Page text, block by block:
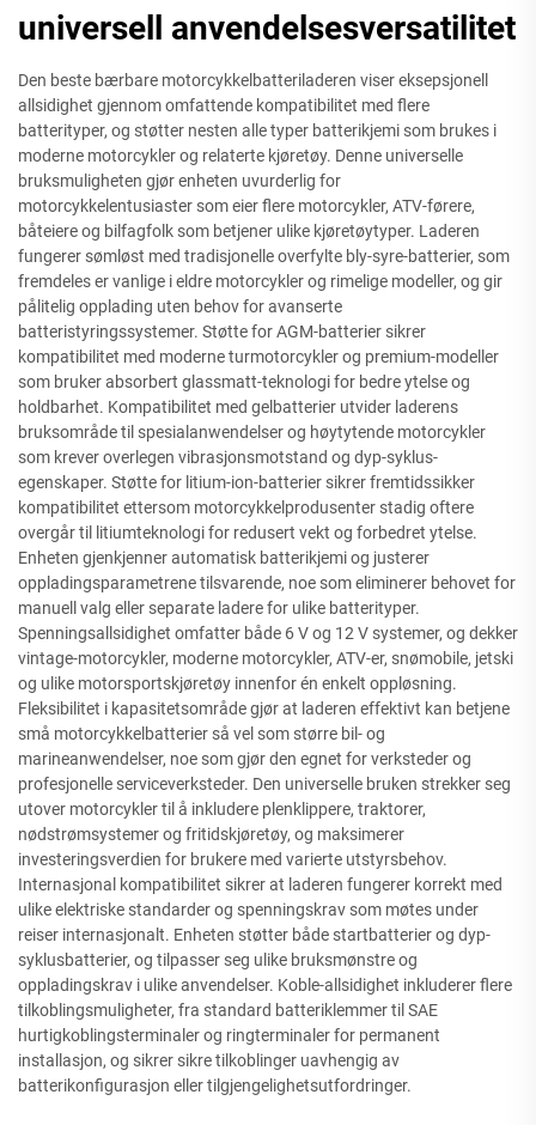
universell anvendelsesversatilitet
Den beste bærbare motorcykkelbatteriladeren viser eksepsjonell
allsidighet gjennom omfattende kompatibilitet med flere
batterityper, og støtter nesten alle typer batterikjemi som brukes i
moderne motorcykler og relaterte kjøretøy. Denne universelle
bruksmuligheten gjør enheten uvurderlig for
motorcykkelentusiaster som eier flere motorcykler, ATV-førere,
båteiere og bilfagfolk som betjener ulike kjøretøytyper. Laderen
fungerer sømløst med tradisjonelle overfylte bly-syre-batterier, som
fremdeles er vanlige i eldre motorcykler og rimelige modeller, og gir
pålitelig opplading uten behov for avanserte
batteristyringssystemer. Støtte for AGM-batterier sikrer
kompatibilitet med moderne turmotorcykler og premium-modeller
som bruker absorbert glassmatt-teknologi for bedre ytelse og
holdbarhet. Kompatibilitet med gelbatterier utvider laderens
bruksområde til spesialanwendelser og høytytende motorcykler
som krever overlegen vibrasjonsmotstand og dyp-syklus-
egenskaper. Støtte for litium-ion-batterier sikrer fremtidssikker
kompatibilitet ettersom motorcykkelprodusenter stadig oftere
overgår til litiumteknologi for redusert vekt og forbedret ytelse.
Enheten gjenkjenner automatisk batterikjemi og justerer
oppladingsparametrene tilsvarende, noe som eliminerer behovet for
manuell valg eller separate ladere for ulike batterityper.
Spenningsallsidighet omfatter både 6 V og 12 V systemer, og dekker
vintage-motorcykler, moderne motorcykler, ATV-er, snømobile, jetski
og ulike motorsportskjøretøy innenfor én enkelt oppløsning.
Fleksibilitet i kapasitetsområde gjør at laderen effektivt kan betjene
små motorcykkelbatterier så vel som større bil- og
marineanwendelser, noe som gjør den egnet for verksteder og
profesjonelle serviceverksteder. Den universelle bruken strekker seg
utover motorcykler til å inkludere plenklippere, traktorer,
nødstrømsystemer og fritidskjøretøy, og maksimerer
investeringsverdien for brukere med varierte utstyrsbehov.
Internasjonal kompatibilitet sikrer at laderen fungerer korrekt med
ulike elektriske standarder og spenningskrav som møtes under
reiser internasjonalt. Enheten støtter både startbatterier og dyp-
syklusbatterier, og tilpasser seg ulike bruksmønstre og
oppladingskrav i ulike anvendelser. Koble-allsidighet inkluderer flere
tilkoblingsmuligheter, fra standard batteriklemmer til SAE
hurtigkoblingsterminaler og ringterminaler for permanent
installasjon, og sikrer sikre tilkoblinger uavhengig av
batterikonfigurasjon eller tilgjengelighetsutfordringer.